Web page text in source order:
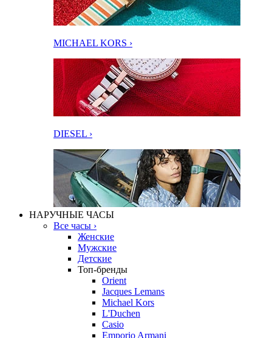
MICHAEL KORS ›
DIESEL ›
НАРУЧНЫЕ ЧАСЫ
Все часы ›
Женские
Мужские
Детские
Топ-бренды
Orient
Jacques Lemans
Michael Kors
L'Duchen
Casio
Emporio Armani